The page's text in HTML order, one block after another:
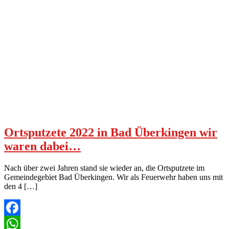
Ortsputzete 2022 in Bad Überkingen wir
waren dabei…
Nach über zwei Jahren stand sie wieder an, die Ortsputzete im
Gemeindegebiet Bad Überkingen. Wir als Feuerwehr haben uns mit
den 4 […]
Facebook